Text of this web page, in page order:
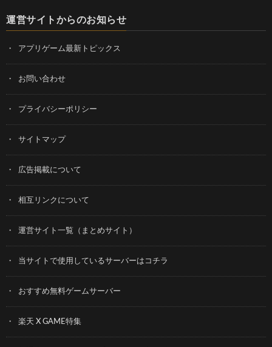
運営サイトからのお知らせ
アプリゲーム最新トピックス
お問い合わせ
プライバシーポリシー
サイトマップ
広告掲載について
相互リンクについて
運営サイト一覧（まとめサイト）
当サイトで使用しているサーバーはコチラ
おすすめ無料ゲームサーバー
楽天 X GAME特集